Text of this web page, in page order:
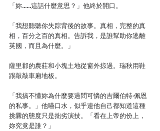
「妳……這話什麼意思？」他終於開口。
「我想聽聽你失踪背後的故事。真相，完整的真
相，百分之百的真相。告訴我，是誰幫助你逃離
英國，而且為什麼。」
薩里郡的農莊和小塊土地從窗外掠過。瑞秋用鞋
跟敲敲車廂地板。
「我搞不懂妳為什麼要過問可憐的吉爾伯特‧佩恩
的私事。」他嚥口水，似乎連他自己都知道這種
挑釁的態度只是拙劣演技。「看在上帝的份上，
妳究竟是誰？」